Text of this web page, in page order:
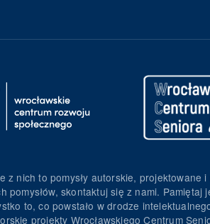
z nich to pomysły autorskie,
pomysłów, skontaktuj się z nami.
to, co powstało w drodze
projekty Wrocławskiego Centrum